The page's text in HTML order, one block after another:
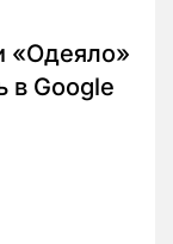
«Одеяло»
в Google